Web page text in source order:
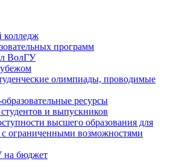
колледж
программ
ВолГУ
олимпиады, проводимые
ресурсы
и выпускников
высшего образования для
ограниченными возможностями
на бюджет